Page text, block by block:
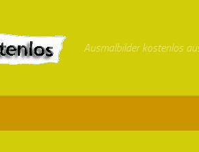
Ausmalbilder kostenlos